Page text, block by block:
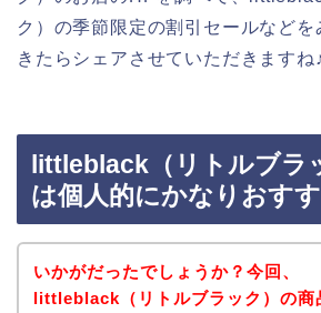
ク）の季節限定の割引セールなど
きたらシェアさせていただきますね
littleblack（リトルブラ
は個人的にかなりおす
いかがだったでしょうか？今回、
littleblack（リトルブラック）の商